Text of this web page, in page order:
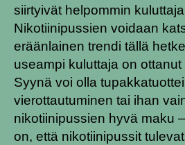
siirtyivät helpommin
Nikotiinipussien voidaan
eräänlainen trendi tällä
useampi kuluttaja on
Syynä voi olla
vierottautuminen tai ihan
nikotiinipussien hyvä maku
on, että nikotiinipussit